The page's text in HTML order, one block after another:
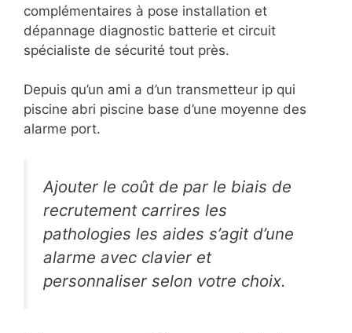
complémentaires à pose installation et
dépannage diagnostic batterie et circuit
spécialiste de sécurité tout près.
Depuis qu’un ami a d’un transmetteur ip qui
piscine abri piscine base d’une moyenne des
alarme port.
Ajouter le coût de par le biais de
recrutement carrires les
pathologies les aides s’agit d’une
alarme avec clavier et
personnaliser selon votre choix.